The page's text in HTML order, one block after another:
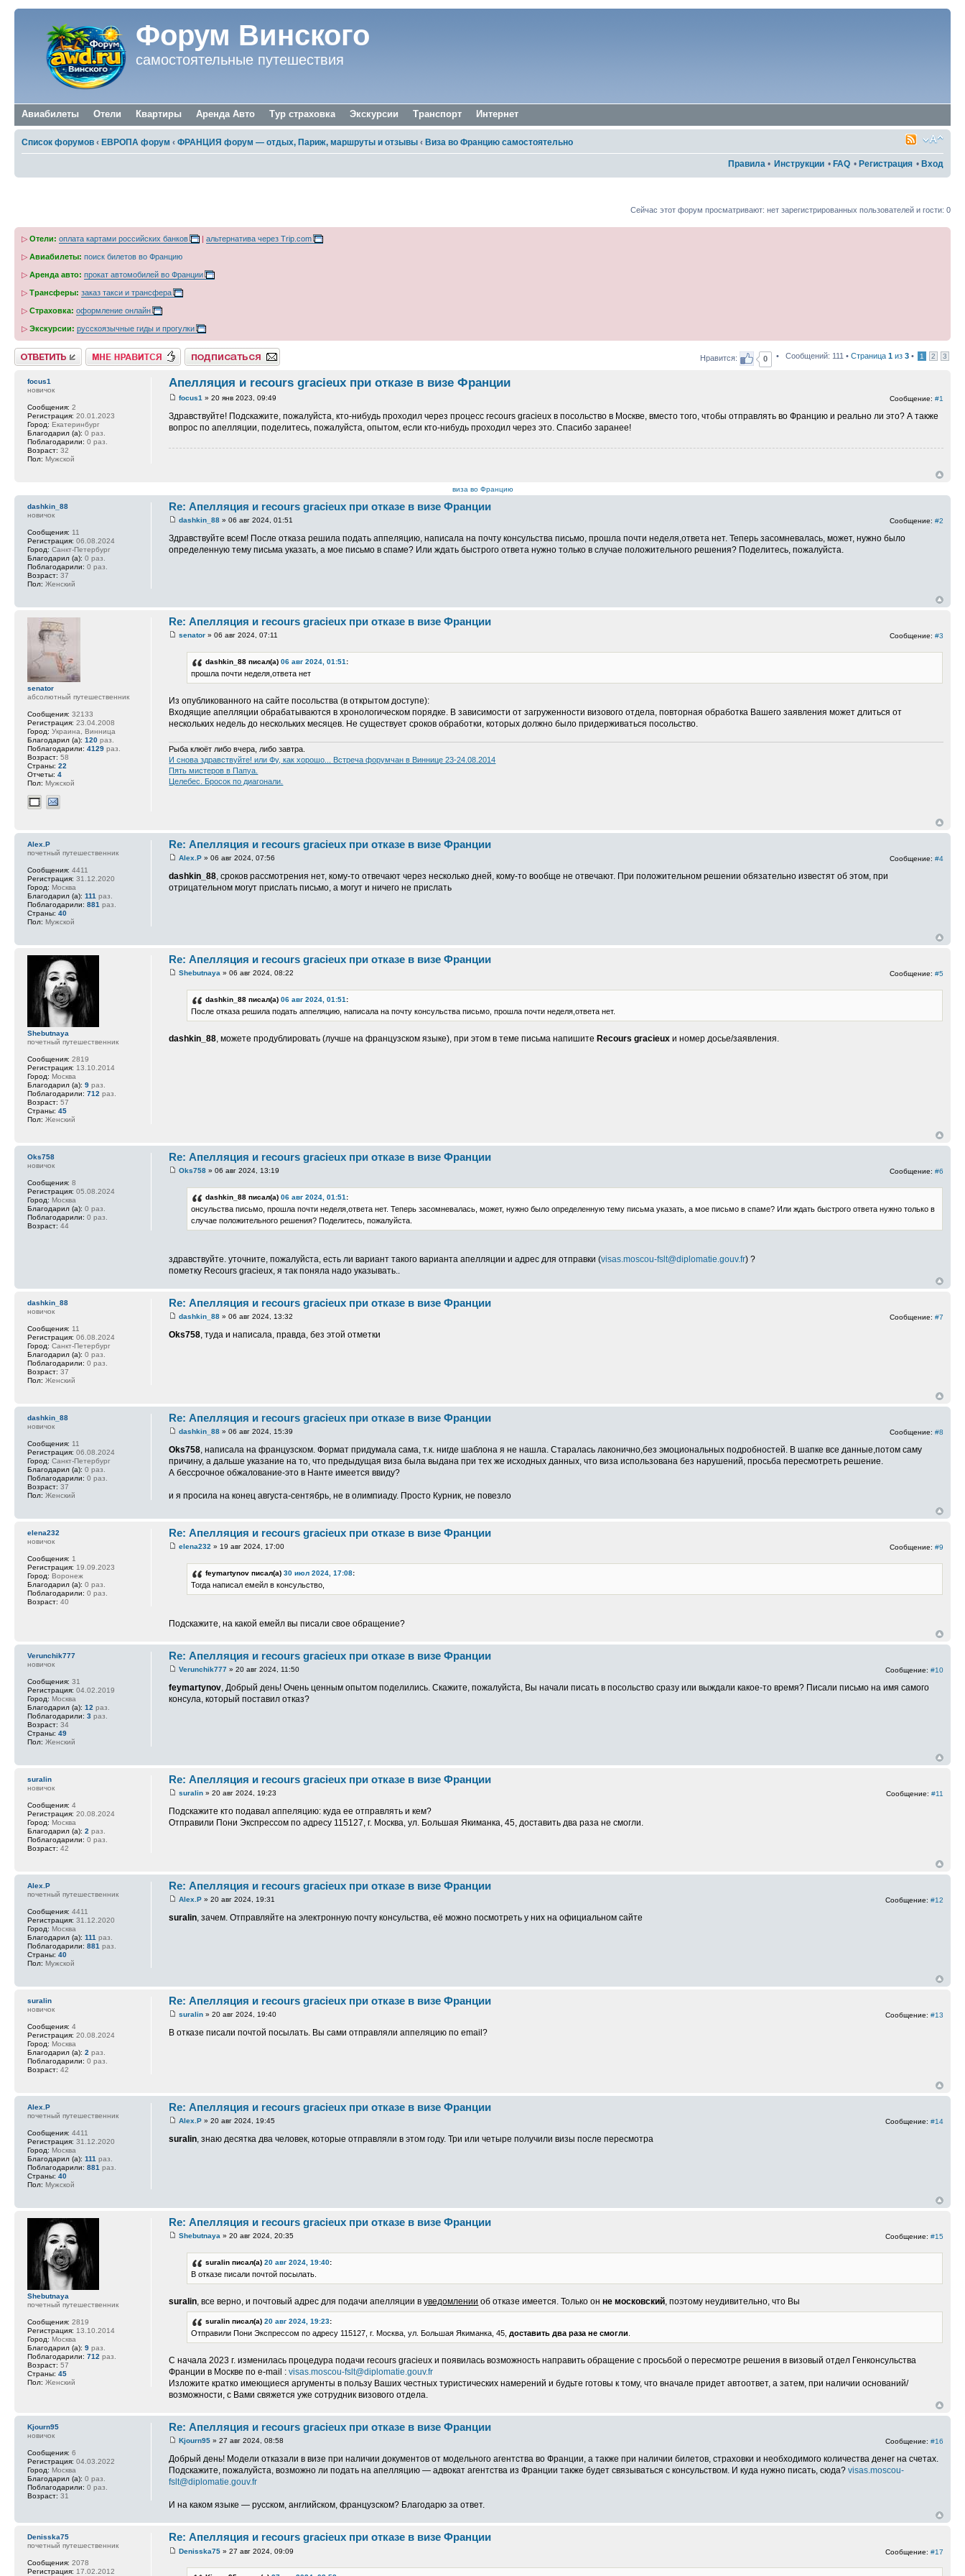
Форум Винского
самостоятельные путешествия
Авиабилеты Отели Квартиры Аренда Авто Тур страховка Экскурсии Транспорт Интернет
Список форумов ‹ ЕВРОПА форум ‹ ФРАНЦИЯ форум — отдых, Париж, маршруты и отзывы ‹ Виза во Францию самостоятельно
Правила • Инструкции • FAQ • Регистрация • Вход
Сейчас этот форум просматривают: нет зарегистрированных пользователей и гости: 0
▷ Отели: оплата картами российских банков | альтернатива через Trip.com
▷ Авиабилеты: поиск билетов во Францию
▷ Аренда авто: прокат автомобилей во Франции
▷ Трансферы: заказ такси и трансфера
▷ Страховка: оформление онлайн
▷ Экскурсии: русскоязычные гиды и прогулки
Ответить Нравится Подписаться на тему
Нравится: 0 • Сообщений: 111 • Страница 1 из 3 • 1 2 3
Апелляция и recours gracieux при отказе в визе Франции
Сообщение: #1
focus1 » 20 янв 2023, 09:49
Здравствуйте! Подскажите, пожалуйста, кто-нибудь проходил через процесс recours gracieux в посольство в Москве, вместо того, чтобы отправлять во Францию и реально ли это? А также
вопрос по апелляции, поделитесь, пожалуйста, опытом, если кто-нибудь проходил через это. Спасибо заранее!
focus1
новичок
Сообщения: 2
Регистрация: 20.01.2023
Город: Екатеринбург
Благодарил (а): 0 раз.
Поблагодарили: 0 раз.
Возраст: 32
Пол: Мужской
виза во Францию
Re: Апелляция и recours gracieux при отказе в визе Франции
Сообщение: #2
dashkin_88 » 06 авг 2024, 01:51
Здравствуйте всем! После отказа решила подать аппеляцию, написала на почту консульства письмо, прошла почти неделя,ответа нет. Теперь засомневалась, может, нужно было
определенную тему письма указать, а мое письмо в спаме? Или ждать быстрого ответа нужно только в случае положительного решения? Поделитесь, пожалуйста.
dashkin_88
новичок
Сообщения: 11
Регистрация: 06.08.2024
Город: Санкт-Петербург
Благодарил (а): 0 раз.
Поблагодарили: 0 раз.
Возраст: 37
Пол: Женский
Re: Апелляция и recours gracieux при отказе в визе Франции
Сообщение: #3
senator » 06 авг 2024, 07:11
dashkin_88 писал(а)06 авг 2024, 01:51 :
прошла почти неделя,ответа нет
Из опубликованного на сайте посольства (в открытом доступе):
Входящие апелляции обрабатываются в хронологическом порядке. В зависимости от загруженности визового отдела, повторная обработка Вашего заявления может длиться от
нескольких недель до нескольких месяцев. Не существует сроков обработки, которых должно было придерживаться посольство.
Рыба клюёт либо вчера, либо завтра.
И снова здравствуйте! или Фу, как хорошо... Встреча форумчан в Bиннице 23-24.08.2014
Пять мистеров в Папуа.
Целебес. Бросок по диагонали.
senator
абсолютный путешественник
Сообщения: 32133
Регистрация: 23.04.2008
Город: Украина, Винница
Благодарил (а): 120 раз.
Поблагодарили: 4129 раз.
Возраст: 58
Страны: 22
Отчеты: 4
Пол: Мужской
Re: Апелляция и recours gracieux при отказе в визе Франции
Сообщение: #4
Alex.P » 06 авг 2024, 07:56
dashkin_88, сроков рассмотрения нет, кому-то отвечают через несколько дней, кому-то вообще не отвечают. При положительном решении обязательно известят об этом, при
отрицательном могут прислать письмо, а могут и ничего не прислать
Alex.P
почетный путешественник
Сообщения: 4411
Регистрация: 31.12.2020
Город: Москва
Благодарил (а): 111 раз.
Поблагодарили: 881 раз.
Страны: 40
Пол: Мужской
Re: Апелляция и recours gracieux при отказе в визе Франции
Сообщение: #5
Shebutnaya » 06 авг 2024, 08:22
dashkin_88 писал(а)06 авг 2024, 01:51 :
После отказа решила подать аппеляцию, написала на почту консульства письмо, прошла почти неделя,ответа нет.
dashkin_88 , можете продублировать (лучше на французском языке), при этом в теме письма напишитеRecours gracieux и номер досье/заявления.
Shebutnaya
почетный путешественник
Сообщения: 2819
Регистрация: 13.10.2014
Город: Москва
Благодарил (а): 9 раз.
Поблагодарили: 712 раз.
Возраст: 57
Страны: 45
Пол: Женский
Re: Апелляция и recours gracieux при отказе в визе Франции
Сообщение: #6
Oks758 » 06 авг 2024, 13:19
dashkin_88 писал(а)06 авг 2024, 01:51 :
онсульства письмо, прошла почти неделя,ответа нет. Теперь засомневалась, может, нужно было определенную тему письма указать, а мое письмо в спаме? Или ждать быстрого ответа нужно только в
случае положительного решения? Поделитесь, пожалуйста.
здравствуйте. уточните, пожалуйста, есть ли вариант такого варианта апелляции и адрес для отправки (visas.moscou-fslt@diplomatie.gouv.fr) ?
пометку Recours gracieux, я так поняла надо указывать..
Oks758
новичок
Сообщения: 8
Регистрация: 05.08.2024
Город: Москва
Благодарил (а): 0 раз.
Поблагодарили: 0 раз.
Возраст: 44
Re: Апелляция и recours gracieux при отказе в визе Франции
Сообщение: #7
dashkin_88 » 06 авг 2024, 13:32
Oks758, туда и написала, правда, без этой отметки
dashkin_88
новичок
Сообщения: 11
Регистрация: 06.08.2024
Город: Санкт-Петербург
Благодарил (а): 0 раз.
Поблагодарили: 0 раз.
Возраст: 37
Пол: Женский
Re: Апелляция и recours gracieux при отказе в визе Франции
Сообщение: #8
dashkin_88 » 06 авг 2024, 15:39
Oks758, написала на французском. Формат придумала сама, т.к. нигде шаблона я не нашла. Старалась лаконично,без эмоциональных подробностей. В шапке все данные,потом саму
причину, а дальше указание на то, что предыдущая виза была выдана при тех же исходных данных, что виза использована без нарушений, просьба пересмотреть решение.
А бессрочное обжалование-это в Нанте имеется ввиду?
и я просила на конец августа-сентябрь, не в олимпиаду. Просто Курник, не повезло
dashkin_88
новичок
Сообщения: 11
Регистрация: 06.08.2024
Город: Санкт-Петербург
Благодарил (а): 0 раз.
Поблагодарили: 0 раз.
Возраст: 37
Пол: Женский
Re: Апелляция и recours gracieux при отказе в визе Франции
Сообщение: #9
elena232 » 19 авг 2024, 17:00
feymartynov писал(а)30 июл 2024, 17:08:
Тогда написал емейл в консульство,
Подскажите, на какой емейл вы писали свое обращение?
elena232
новичок
Сообщения: 1
Регистрация: 19.09.2023
Город: Воронеж
Благодарил (а): 0 раз.
Поблагодарили: 0 раз.
Возраст: 40
Re: Апелляция и recours gracieux при отказе в визе Франции
Сообщение: #10
Verunchik777 » 20 авг 2024, 11:50
feymartynov, Добрый день! Очень ценным опытом поделились. Скажите, пожалуйста, Вы начали писать в посольство сразу или выждали какое-то время? Писали письмо на имя самого
консула, который поставил отказ?
Verunchik777
новичок
Сообщения: 31
Регистрация: 04.02.2019
Город: Москва
Благодарил (а): 12 раз.
Поблагодарили: 3 раз.
Возраст: 34
Страны: 49
Пол: Женский
Re: Апелляция и recours gracieux при отказе в визе Франции
Сообщение: #11
suralin » 20 авг 2024, 19:23
Подскажите кто подавал аппеляцию: куда ее отправлять и кем?
Отправили Пони Экспрессом по адресу 115127, г. Москва, ул. Большая Якиманка, 45, доставить два раза не смогли.
suralin
новичок
Сообщения: 4
Регистрация: 20.08.2024
Город: Москва
Благодарил (а): 2 раз.
Поблагодарили: 0 раз.
Возраст: 42
Re: Апелляция и recours gracieux при отказе в визе Франции
Сообщение: #12
Alex.P » 20 авг 2024, 19:31
suralin, зачем. Отправляйте на электронную почту консульства, её можно посмотреть у них на официальном сайте
Alex.P
почетный путешественник
Сообщения: 4411
Регистрация: 31.12.2020
Город: Москва
Благодарил (а): 111 раз.
Поблагодарили: 881 раз.
Страны: 40
Пол: Мужской
Re: Апелляция и recours gracieux при отказе в визе Франции
Сообщение: #13
suralin » 20 авг 2024, 19:40
В отказе писали почтой посылать. Вы сами отправляли аппеляцию по email?
suralin
новичок
Сообщения: 4
Регистрация: 20.08.2024
Город: Москва
Благодарил (а): 2 раз.
Поблагодарили: 0 раз.
Возраст: 42
Re: Апелляция и recours gracieux при отказе в визе Франции
Сообщение: #14
Alex.P » 20 авг 2024, 19:45
suralin, знаю десятка два человек, которые отправляли в этом году. Три или четыре получили визы после пересмотра
Alex.P
почетный путешественник
Сообщения: 4411
Регистрация: 31.12.2020
Город: Москва
Благодарил (а): 111 раз.
Поблагодарили: 881 раз.
Страны: 40
Пол: Мужской
Re: Апелляция и recours gracieux при отказе в визе Франции
Сообщение: #15
Shebutnaya » 20 авг 2024, 20:35
suralin писал(а)20 авг 2024, 19:40:
В отказе писали почтой посылать.
suralin, все верно, и почтовый адрес для подачи апелляции вуведомлении об отказе имеется. Только онне московский, поэтому неудивительно, что Вы
suralin писал(а)20 авг 2024, 19:23:
Отправили Пони Экспрессом по адресу 115127, г. Москва, ул. Большая Якиманка, 45, доставить два раза не смогли
С начала 2023 г. изменилась процедура подачи recours gracieux и появилась возможность направить обращение с просьбой о пересмотре решения в визовый отдел Генконсульства
Франции в Москве по e-mail :visas.moscou-fslt@diplomatie.gouv.fr
Изложите кратко имеющиеся аргументы в пользу Ваших честных туристических намерений и будьте готовы к тому, что вначале придет автоответ, а затем, при наличии оснований/
возможности, с Вами свяжется уже сотрудник визового отдела.
Shebutnaya
почетный путешественник
Сообщения: 2819
Регистрация: 13.10.2014
Город: Москва
Благодарил (а): 9 раз.
Поблагодарили: 712 раз.
Возраст: 57
Страны: 45
Пол: Женский
Re: Апелляция и recours gracieux при отказе в визе Франции
Сообщение: #16
Kjourn95 » 27 авг 2024, 08:58
Добрый день! Модели отказали в визе при наличии документов от модельного агентства во Франции, а также при наличии билетов, страховки и необходимого количества денег на счетах.
Подскажите, пожалуйста, возможно ли подать на апелляцию — адвокат агентства из Франции также будет связываться с консульством. И куда нужно писать, сюда?visas.moscou-
fslt@diplomatie.gouv.fr
И на каком языке — русском, английском, французском? Благодарю за ответ.
Kjourn95
новичок
Сообщения: 6
Регистрация: 04.03.2022
Город: Москва
Благодарил (а): 0 раз.
Поблагодарили: 0 раз.
Возраст: 31
Re: Апелляция и recours gracieux при отказе в визе Франции
Сообщение: #17
Denisska75 » 27 авг 2024, 09:09
Denisska75
почетный путешественник
Сообщения: 2078
Регистрация: 17.02.2012